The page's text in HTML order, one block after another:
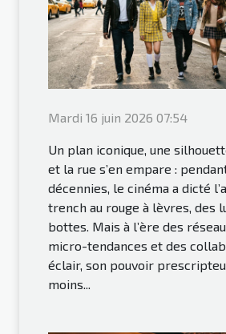
Mardi 16 juin 2026 07:54
Un plan iconique, une
et la rue s’en empare :
décennies, le cinéma a dicté
trench au rouge à lèvres, des
bottes. Mais à l’ère des
micro-tendances et des
éclair, son pouvoir
moins...